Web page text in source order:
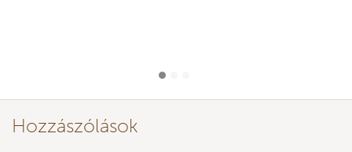
Hozzászólások